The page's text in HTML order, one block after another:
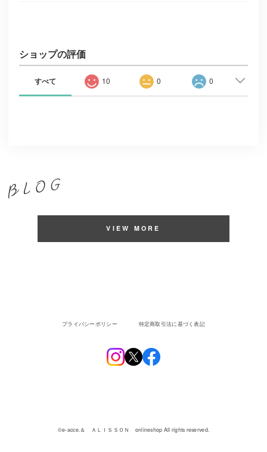
ショップの評価
すべて 10 0 0
VIEW MORE
プライバシーポリシー 特定商取引法に基づく表記
©︎e-acce.＆ ＡＬＩＳＳＯＮ onlineshop All rights reserved.